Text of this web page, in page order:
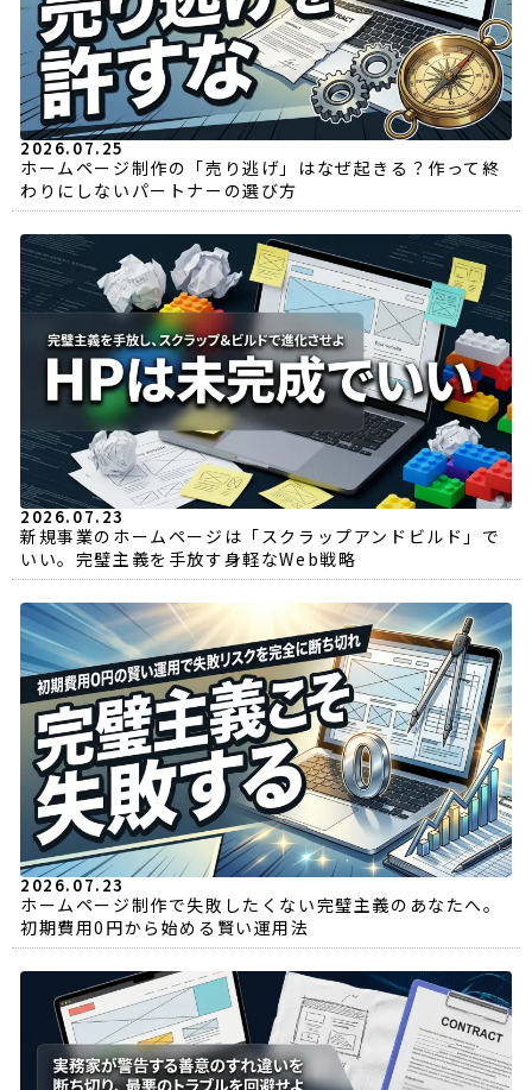
2026.07.25
ホームページ制作の「売り逃げ」はなぜ起きる？作って終
わりにしないパートナーの選び方
2026.07.23
新規事業のホームページは「スクラップアンドビルド」で
いい。完璧主義を手放す身軽なWeb戦略
2026.07.23
ホームページ制作で失敗したくない完璧主義のあなたへ。
初期費用0円から始める賢い運用法